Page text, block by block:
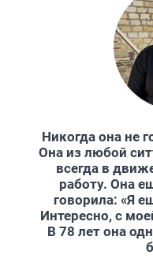
Никогда она не
Она из любой
всегда в
работу. Она
говорила: «Я
Интересно, с
В 78 лет она